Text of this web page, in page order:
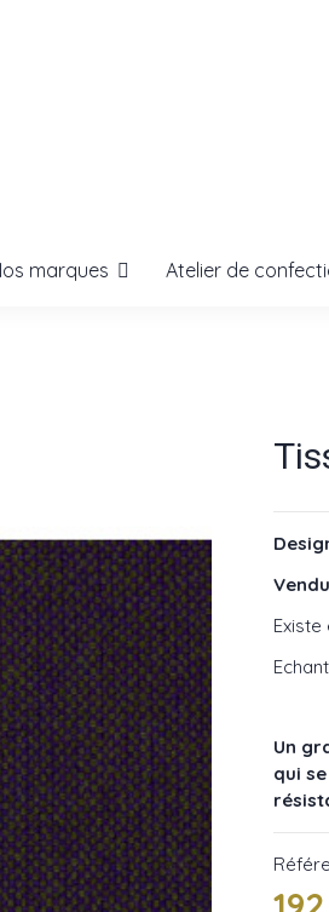
marques Atelier de
Un
qui